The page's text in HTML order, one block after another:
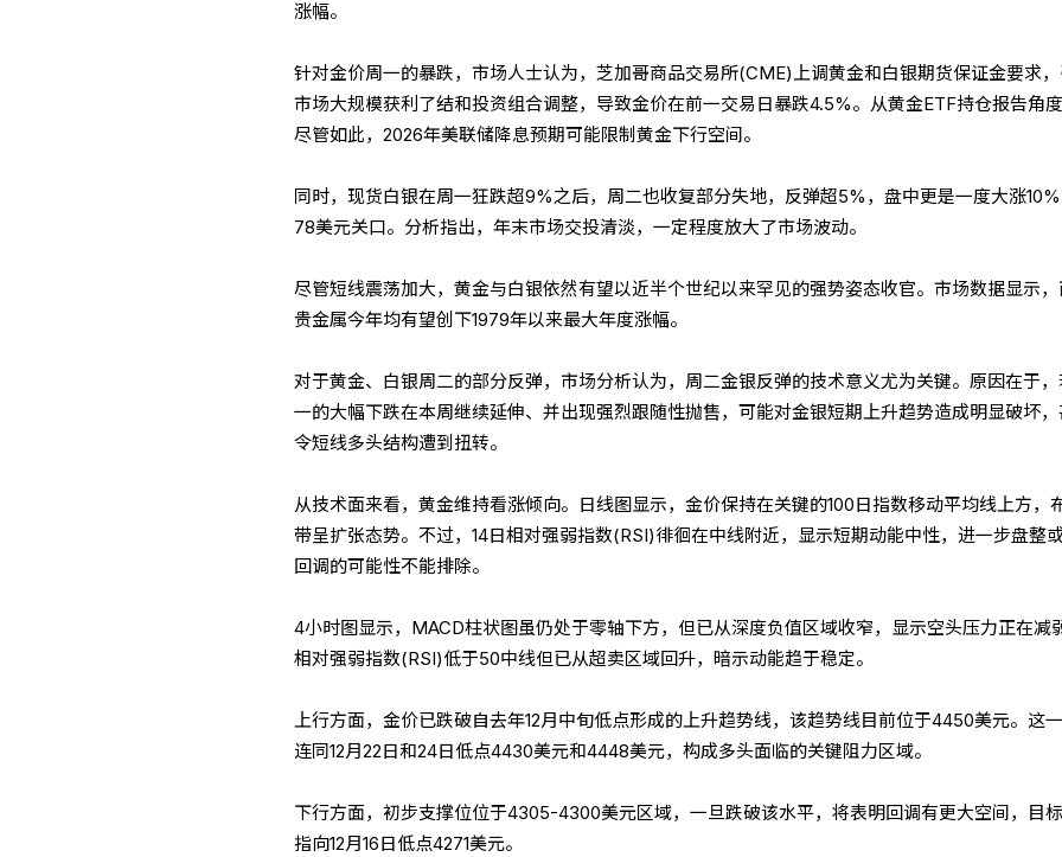
涨幅。
针对金价周一的暴跌，市场人士认为，芝加哥商品交易所(CME)上调黄金和白银期货保证金要求
市场大规模获利了结和投资组合调整，导致金价在前一交易日暴跌4.5%。从黄金ETF持仓报告角度
尽管如此，2026年美联储降息预期可能限制黄金下行空间。
同时，现货白银在周一狂跌超9%之后，周二也收复部分失地，反弹超5%，盘中更是一度大涨
78美元关口。分析指出，年末市场交投清淡，一定程度放大了市场波动。
尽管短线震荡加大，黄金与白银依然有望以近半个世纪以来罕见的强势姿态收官。市场数据显示，
贵金属今年均有望创下1979年以来最大年度涨幅。
对于黄金、白银周二的部分反弹，市场分析认为，周二金银反弹的技术意义尤为关键。原因在于，
一的大幅下跌在本周继续延伸、并出现强烈跟随性抛售，可能对金银短期上升趋势造成明显破坏
令短线多头结构遭到扭转。
从技术面来看，黄金维持看涨倾向。日线图显示，金价保持在关键的100日指数移动平均线上方，
带呈扩张态势。不过，14日相对强弱指数(RSI)徘徊在中线附近，显示短期动能中性，进一步盘整
回调的可能性不能排除。
4小时图显示，MACD柱状图虽仍处于零轴下方，但已从深度负值区域收窄，显示空头压力正在减
相对强弱指数(RSI)低于50中线但已从超卖区域回升，暗示动能趋于稳定。
上行方面，金价已跌破自去年12月中旬低点形成的上升趋势线，该趋势线目前位于4450美元。这
连同12月22日和24日低点4430美元和4448美元，构成多头面临的关键阻力区域。
下行方面，初步支撑位位于4305-4300美元区域，一旦跌破该水平，将表明回调有更大空间，目
指向12月16日低点4271美元。